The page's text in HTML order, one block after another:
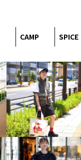
CAMP SPICE